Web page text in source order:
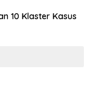
10 Klaster Kasus